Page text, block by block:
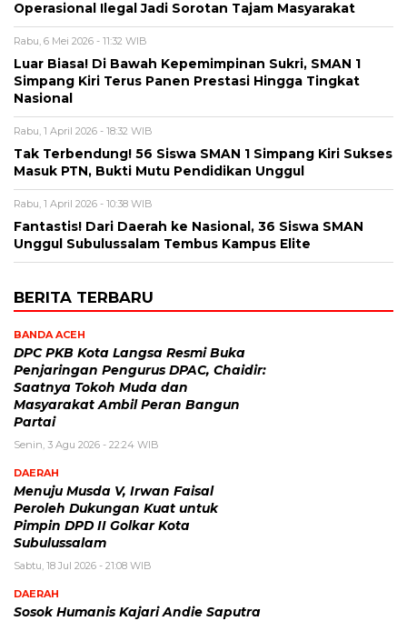
Operasional Ilegal Jadi Sorotan Tajam Masyarakat
Rabu, 6 Mei 2026 - 11:32 WIB
Luar Biasa! Di Bawah Kepemimpinan Sukri, SMAN 1
Simpang Kiri Terus Panen Prestasi Hingga Tingkat
Nasional
Rabu, 1 April 2026 - 18:32 WIB
Tak Terbendung! 56 Siswa SMAN 1 Simpang Kiri Sukses
Masuk PTN, Bukti Mutu Pendidikan Unggul
Rabu, 1 April 2026 - 10:38 WIB
Fantastis! Dari Daerah ke Nasional, 36 Siswa SMAN
Unggul Subulussalam Tembus Kampus Elite
BERITA TERBARU
BANDA ACEH
DPC PKB Kota Langsa Resmi Buka
Penjaringan Pengurus DPAC, Chaidir:
Saatnya Tokoh Muda dan
Masyarakat Ambil Peran Bangun
Partai
Senin, 3 Agu 2026 - 22:24 WIB
DAERAH
Menuju Musda V, Irwan Faisal
Peroleh Dukungan Kuat untuk
Pimpin DPD II Golkar Kota
Subulussalam
Sabtu, 18 Jul 2026 - 21:08 WIB
DAERAH
Sosok Humanis Kajari Andie Saputra